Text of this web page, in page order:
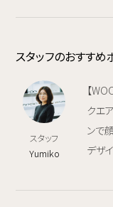
スタッフのおすすめ
スタッフ
Yumiko
【
クエ
ンで
デザ